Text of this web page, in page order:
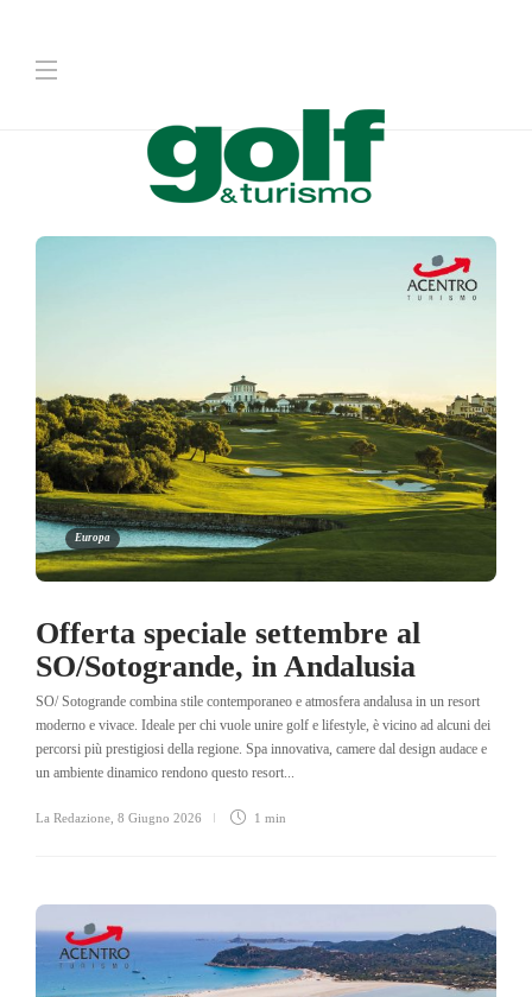
Europa
Offerta speciale settembre al
SO/Sotogrande, in Andalusia
SO/ Sotogrande combina stile contemporaneo e atmosfera andalusa in un resort
moderno e vivace. Ideale per chi vuole unire golf e lifestyle, è vicino ad alcuni dei
percorsi più prestigiosi della regione. Spa innovativa, camere dal design audace e
un ambiente dinamico rendono questo resort...
La Redazione 8 Giugno 2026 1 min